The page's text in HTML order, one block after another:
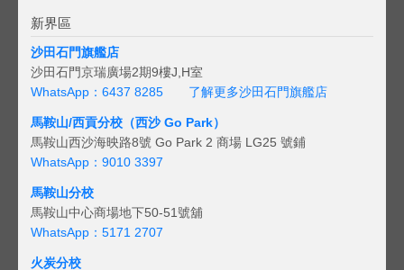
新界區
沙田石門旗艦店
沙田石門京瑞廣場2期9樓J,H室
WhatsApp：6437 8285
了解更多沙田石門旗艦店
馬鞍山/西貢分校（西沙 Go Park）
馬鞍山西沙海映路8號 Go Park 2 商場 LG25 號鋪
WhatsApp：9010 3397
馬鞍山分校
馬鞍山中心商場地下50-51號舖
WhatsApp：5171 2707
火炭分校